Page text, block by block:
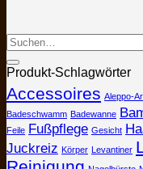
Produkt-Schlagwörter
Accessoires Aleppo-
Badeschwamm Badewanne
Feile Fußpflege Gesicht
Juckreiz Körper Levantiner